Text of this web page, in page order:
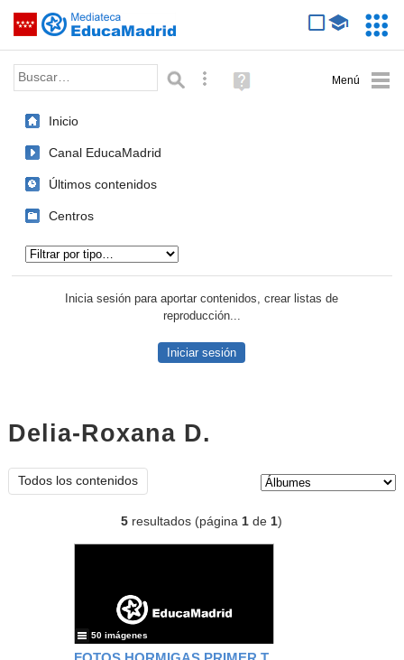
Saltar navegación
Palabra o frase: Búsqueda avanzada
Ayuda
(en
Inicio
Canal EducaMadrid
Últimos contenidos
Centros
Inicia sesión para aportar contenidos, crear listas de
reproducción...
Iniciar sesión
Delia-Roxana D.
Todos los contenidos
5 resultados (página1 de1)
50 imágenes